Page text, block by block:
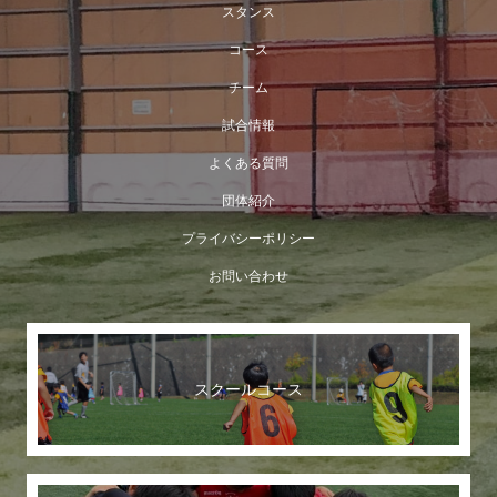
スタンス
コース
チーム
試合情報
よくある質問
団体紹介
プライバシーポリシー
お問い合わせ
スクールコース